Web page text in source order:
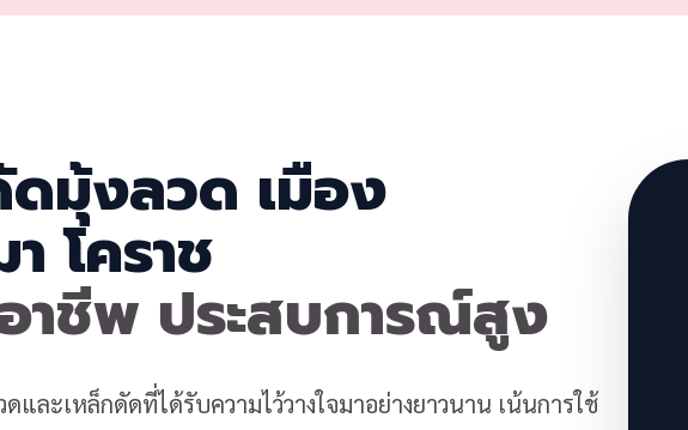
ดมุ้งลวด เมือง
โคราช
าชีพ ประสบการณ์สูง
และเหล็กดัดที่ได้รับความไว้วางใจมาอย่างยาวนาน เน้นการใช้